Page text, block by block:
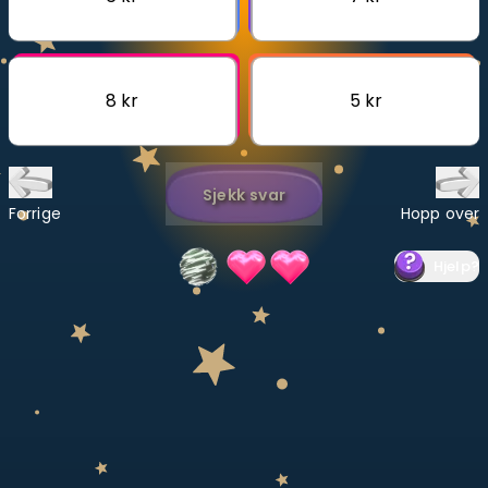
Bestill privatundervisning
Velg læreplan
Logg inn
8 kr 5 kr
Forrige
Sjekk svar
Hopp over
?